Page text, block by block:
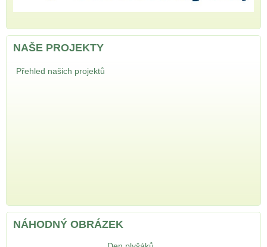
NAŠE PROJEKTY
Přehled našich projektů
NÁHODNÝ OBRÁZEK